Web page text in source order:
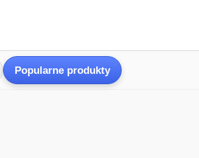
Popularne produkty